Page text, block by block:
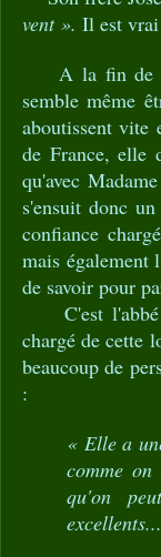
vent ». Il est
A la fin de
semble même
aboutissent vite
de France, elle
qu'avec
s'ensuit donc
confiance
mais également
de savoir pour
C'est l'abbé
chargé de cette
beaucoup de
:
« Elle a
comme
qu'on